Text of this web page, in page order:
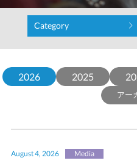
Category
August 4, 2026 Media